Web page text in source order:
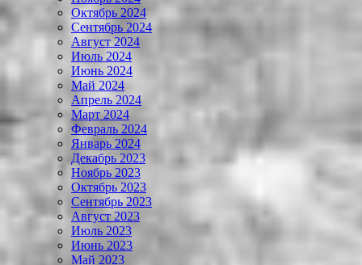
Октябрь 2024
Сентябрь 2024
Август 2024
Июль 2024
Июнь 2024
Май 2024
Апрель 2024
Март 2024
Февраль 2024
Январь 2024
Декабрь 2023
Ноябрь 2023
Октябрь 2023
Сентябрь 2023
Август 2023
Июль 2023
Июнь 2023
Май 2023